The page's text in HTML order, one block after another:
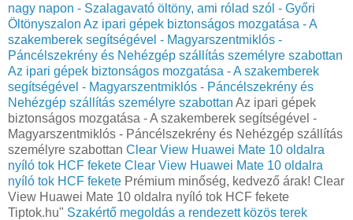
nagy napon - Szalagavató öltöny, ami rólad szól - Győri
Öltönyszalon Az ipari gépek biztonságos mozgatása - A
szakemberek segítségével - Magyarszentmiklós -
Páncélszekrény és Nehézgép szállítás személyre szabottan
Az ipari gépek biztonságos mozgatása - A szakemberek
segítségével - Magyarszentmiklós - Páncélszekrény és
Nehézgép szállítás személyre szabottan Az ipari gépek
biztonságos mozgatása - A szakemberek segítségével -
Magyarszentmiklós - Páncélszekrény és Nehézgép szállítás
személyre szabottan Clear View Huawei Mate 10 oldalra
nyíló tok HCF fekete Clear View Huawei Mate 10 oldalra
nyíló tok HCF fekete Prémium minőség, kedvező árak! Clear
View Huawei Mate 10 oldalra nyíló tok HCF fekete
Tiptok.hu" Szakértő megoldás a rendezett közös terek